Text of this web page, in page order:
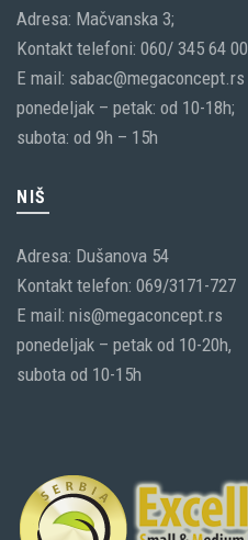
Adresa: Mačvanska 3;
Kontakt telefoni: 060/ 345 64 00
E mail: sabac@megaconcept.rs
ponedeljak – petak: od 10-18h;
subota: od 9h – 15h
NIŠ
Adresa: Dušanova 54
Kontakt telefon: 069/3171-727
E mail: nis@megaconcept.rs
ponedeljak – petak od 10-20h,
subota od 10-15h